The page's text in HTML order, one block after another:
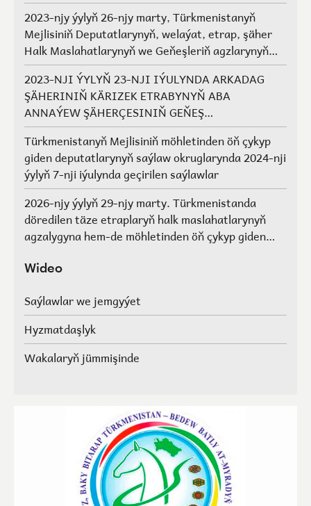
2023-njy ýylyň 26-njy marty, Türkmenistanyň
Mejlisiniň Deputatlarynyň, welaýat, etrap, şäher
Halk Maslahatlarynyň we Geňeşleriň agzlarynyň
saýlawlary
2023-NJI ÝYLYŇ 23-NJI IÝULYNDA ARKADAG
ŞÄHERINIŇ KÄRIZEK ETRABYNYŇ ABA
ANNAÝEW ŞÄHERÇESINIŇ GEŇEŞ
AGZALARYNYŇ SAÝLAWLARY
Türkmenistanyň Mejlisiniň möhletinden öň çykyp
giden deputatlarynyň saýlaw okruglarynda 2024-nji
ýylyň 7-nji iýulynda geçirilen saýlawlar
2026-njy ýylyň 29-njy marty. Türkmenistanda
döredilen täze etraplaryň halk maslahatlarynyň
agzalygyna hem-de möhletinden öň çykyp giden
maslahatlarynyň we Geňeşleriň agzalarynyň ýerine
Wideo
Saýlawlar we jemgyýet
Hyzmatdaşlyk
Wakalaryň jümmişinde